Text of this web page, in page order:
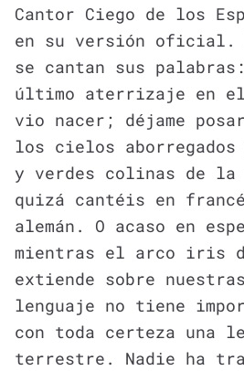
Cantor Ciego de los
en su versión oficial.
se cantan sus
último aterrizaje en el
vio nacer; déjame
los cielos
y verdes colinas de la
quizá cantéis en
alemán. O acaso en
mientras el arco iris
extiende sobre
lenguaje no tiene
con toda certeza una
terrestre. Nadie ha